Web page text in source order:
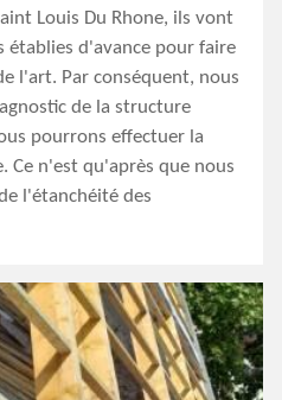
Louis Du Rhone, ils vont
établies d'avance pour faire
l'art. Par conséquent, nous
de la structure
pourrons effectuer la
Ce n'est qu'après que nous
l'étanchéité des